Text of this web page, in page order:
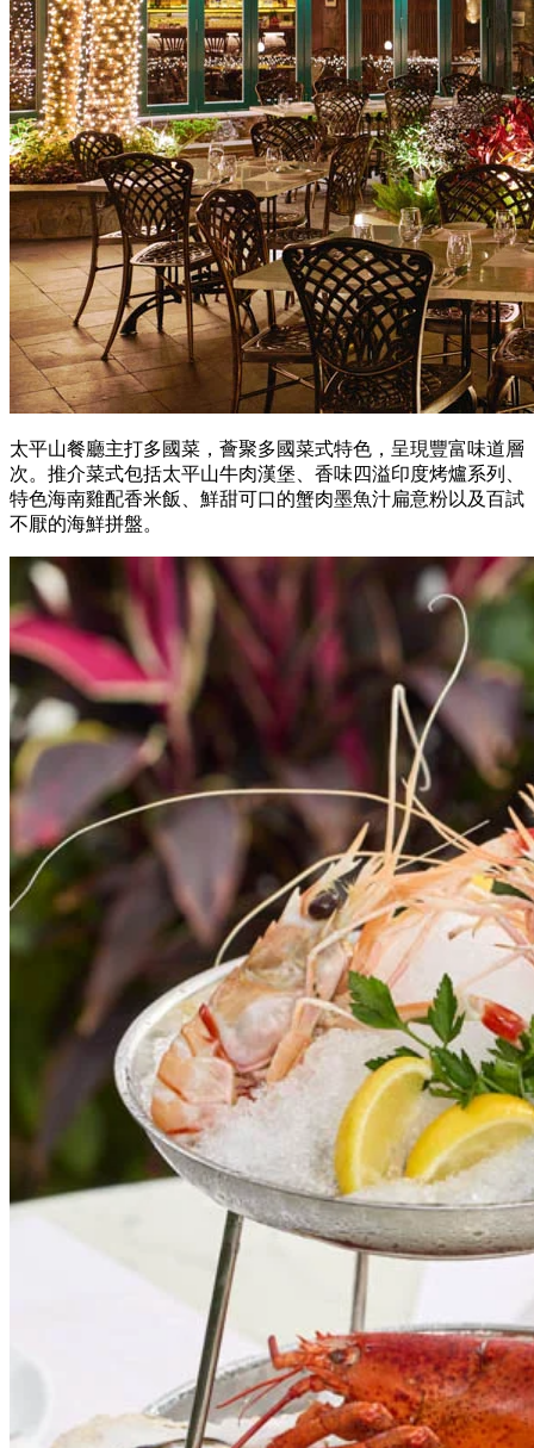
太平山餐廳主打多國菜，薈聚多國菜式特色，呈現豐富味道層
次。推介菜式包括太平山牛肉漢堡、香味四溢印度烤爐系列、
特色海南雞配香米飯、鮮甜可口的蟹肉墨魚汁扁意粉以及百試
不厭的海鮮拼盤。